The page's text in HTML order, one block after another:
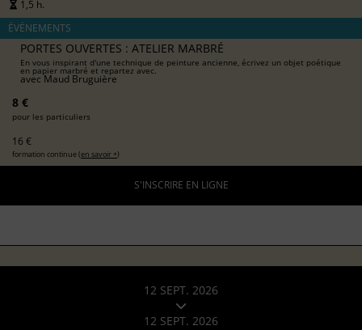
1,5 h.
ÉVÉNEMENTS
PORTES OUVERTES : ATELIER MARBRÉ
En vous inspirant d'une technique de peinture ancienne, écrivez un objet poétique
en papier marbré et repartez avec.
avecMaud Bruguière
8 €
pour les particuliers
16 €
formation continue (en savoir +)
S'INSCRIRE EN LIGNE
12 SEPT. 2026
12 SEPT. 2026